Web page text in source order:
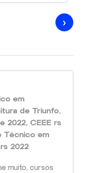
›
em
de Triunfo,
2022, CEEE rs
Técnico em
2022
muito, cursos